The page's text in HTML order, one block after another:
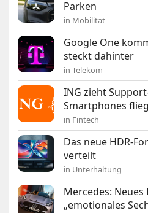
Parken
in Mobilität
Google One
steckt dahinter
in Telekom
ING zieht
Smartphones
in Fintech
Das neue HDR-
verteilt
in Unterhaltung
Mercedes:
„emotionales